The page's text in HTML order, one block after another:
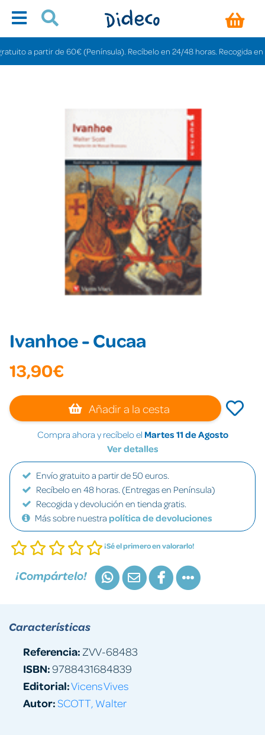
a partir de 60€ (Península). Recíbelo en 24/48 horas. Recogida en
Ivanhoe - Cucaa
13,90€
Añadir a la cesta
Compra ahora y recíbelo el Martes 11 de Agosto
Ver detalles
Envío gratuito a partir de 50 euros.
Recíbelo en 48 horas. (Entregas en Península)
Recogida y devolución en tienda gratis.
Más sobre nuestra política de devoluciones
¡Sé el primero en valorarlo!
¡Compártelo!
Características
Referencia: ZVV-68483
ISBN:9788431684839
Editorial:Vicens Vives
Autor:SCOTT, Walter